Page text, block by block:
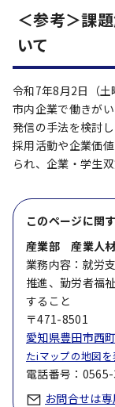
＜参考＞課
いて
令和7年8月2日（
市内企業で働きが
発信の手法を検討
採用活動や企業価
られ、企業・学生
このページに関
産業部 産業人
業務内容：就労
推進、勤労者福
すること
〒471-8501
愛知県豊田市西
たiマップの地図
電話番号：
お問合せは